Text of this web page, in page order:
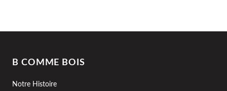
B COMME BOIS
Notre Histoire